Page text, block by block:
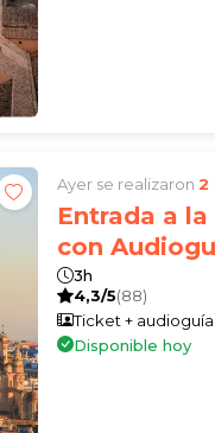
Ayer se realizaron 2
Entrada a
con
3h
4,3/5(88)
Ticket + audioguía
Disponible hoy